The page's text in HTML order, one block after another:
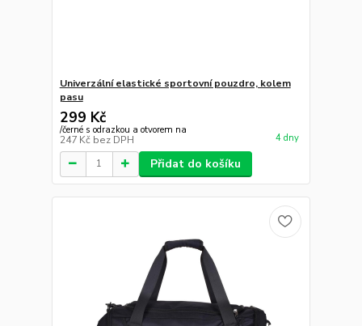
Univerzální elastické sportovní pouzdro, kolem
pasu
299 Kč
/černé s odrazkou a otvorem na
247 Kč bez DPH 4 dny
Přidat do košíku